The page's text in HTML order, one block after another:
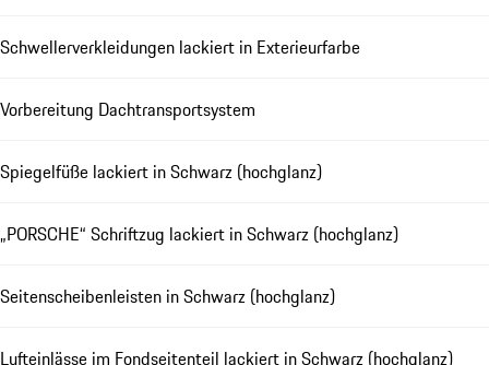
Schwellerverkleidungen lackiert in Exterieurfarbe
Vorbereitung Dachtransportsystem
Spiegelfüße lackiert in Schwarz (hochglanz)
„PORSCHE“ Schriftzug lackiert in Schwarz (hochglanz)
Seitenscheibenleisten in Schwarz (hochglanz)
Lufteinlässe im Fondseitenteil lackiert in Schwarz (hochglanz)